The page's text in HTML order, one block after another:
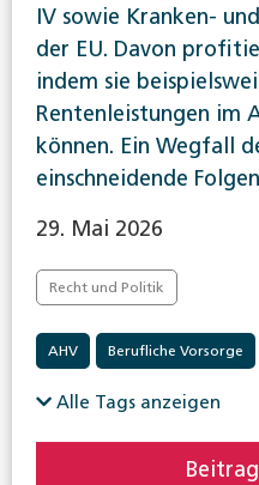
IV sowie Kranken-
der EU. Davon
indem sie
Rentenleistungen im
können. Ein Wegfall
einschneidende
29. Mai 2026
Recht und Politik
AHV Berufliche Vorsorge
Alle Tags anzeigen